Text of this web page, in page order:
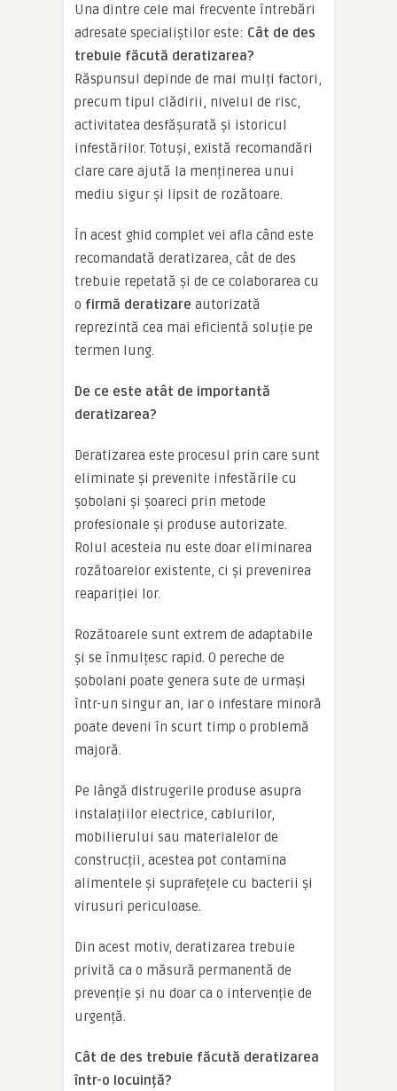
Una dintre cele mai frecvente întrebări
adresate specialiștilor este: Cât de des
trebuie făcută deratizarea?
Răspunsul depinde de mai mulți factori,
precum tipul clădirii, nivelul de risc,
activitatea desfășurată și istoricul
infestărilor. Totuși, există recomandări
clare care ajută la menținerea unui
mediu sigur și lipsit de rozătoare.
În acest ghid complet vei afla când este
recomandată deratizarea, cât de des
trebuie repetată și de ce colaborarea cu
o firmă deratizare autorizată
reprezintă cea mai eficientă soluție pe
termen lung.
De ce este atât de importantă
deratizarea?
Deratizarea este procesul prin care sunt
eliminate și prevenite infestările cu
șobolani și șoareci prin metode
profesionale și produse autorizate.
Rolul acesteia nu este doar eliminarea
rozătoarelor existente, ci și prevenirea
reapariției lor.
Rozătoarele sunt extrem de adaptabile
și se înmulțesc rapid. O pereche de
șobolani poate genera sute de urmași
într-un singur an, iar o infestare minoră
poate deveni în scurt timp o problemă
majoră.
Pe lângă distrugerile produse asupra
instalațiilor electrice, cablurilor,
mobilierului sau materialelor de
construcții, acestea pot contamina
alimentele și suprafețele cu bacterii și
virusuri periculoase.
Din acest motiv, deratizarea trebuie
privită ca o măsură permanentă de
prevenție și nu doar ca o intervenție de
urgență.
Cât de des trebuie făcută deratizarea
într-o locuință?